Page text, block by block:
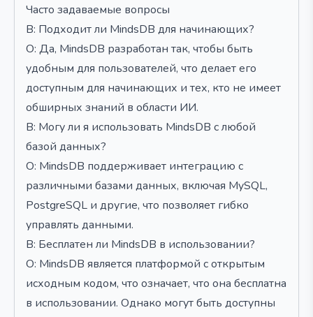
Часто задаваемые вопросы
В: Подходит ли MindsDB для начинающих?
О: Да, MindsDB разработан так, чтобы быть
удобным для пользователей, что делает его
доступным для начинающих и тех, кто не имеет
обширных знаний в области ИИ.
В: Могу ли я использовать MindsDB с любой
базой данных?
О: MindsDB поддерживает интеграцию с
различными базами данных, включая MySQL,
PostgreSQL и другие, что позволяет гибко
управлять данными.
В: Бесплатен ли MindsDB в использовании?
О: MindsDB является платформой с открытым
исходным кодом, что означает, что она бесплатна
в использовании. Однако могут быть доступны